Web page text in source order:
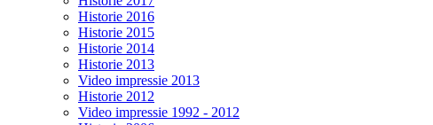
Historie 2016
Historie 2015
Historie 2014
Historie 2013
Video impressie 2013
Historie 2012
Video impressie 1992 - 2012